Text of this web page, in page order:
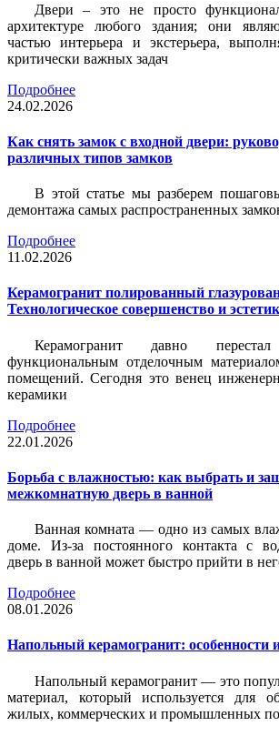
Двери – это не просто
архитектуре любого здания; они
частью интерьера и экстерьера,
критически важных задач
Подробнее
24.02.2026
Как снять замок с входной двери:
различных типов замков
В этой статье мы разберем
демонтажа самых распространенных
Подробнее
11.02.2026
Керамогранит полированный
Технологическое совершенство и
Керамогранит давно
функциональным отделочным
помещений. Сегодня это венец
керамики
Подробнее
22.01.2026
Борьба с влажностью: как выбрать и
межкомнатную дверь в ванной
Ванная комната — одно из самых
доме. Из-за постоянного контакта с
дверь в ванной может быстро прийти в
Подробнее
08.01.2026
Напольный керамогранит: особенности
Напольный керамогранит — это
материал, который используется для
жилых, коммерческих и промышленных